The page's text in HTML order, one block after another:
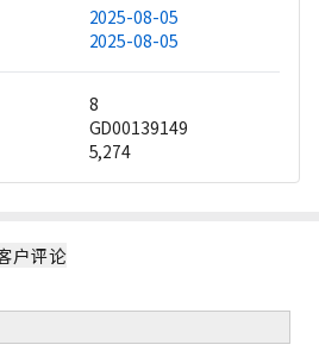
2025-08-05
2025-08-05
8
GD00139149
5,274
户评论